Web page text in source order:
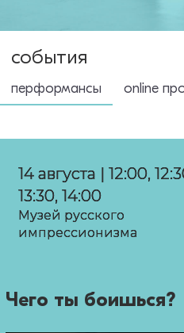
события
перформансы оnline
14 августа | 12:00,
13:30, 14:00
Музей русского
импрессионизма
Чего ты боишься?